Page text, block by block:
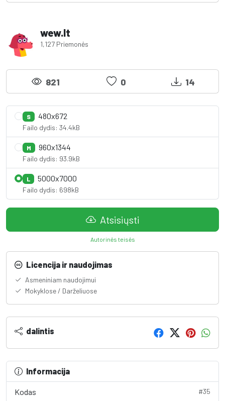
wew.lt
1,127 Priemonės
821 0 14
S 480x672
Failo dydis: 34.4kB
M 960x1344
Failo dydis: 93.9kB
L 5000x7000
Failo dydis: 698kB
Atsisiųsti
Autorinės teisės
Licencija ir naudojimas
Asmeniniam naudojimui
Mokyklose / Darželiuose
dalintis
Informacija
Kodas #35